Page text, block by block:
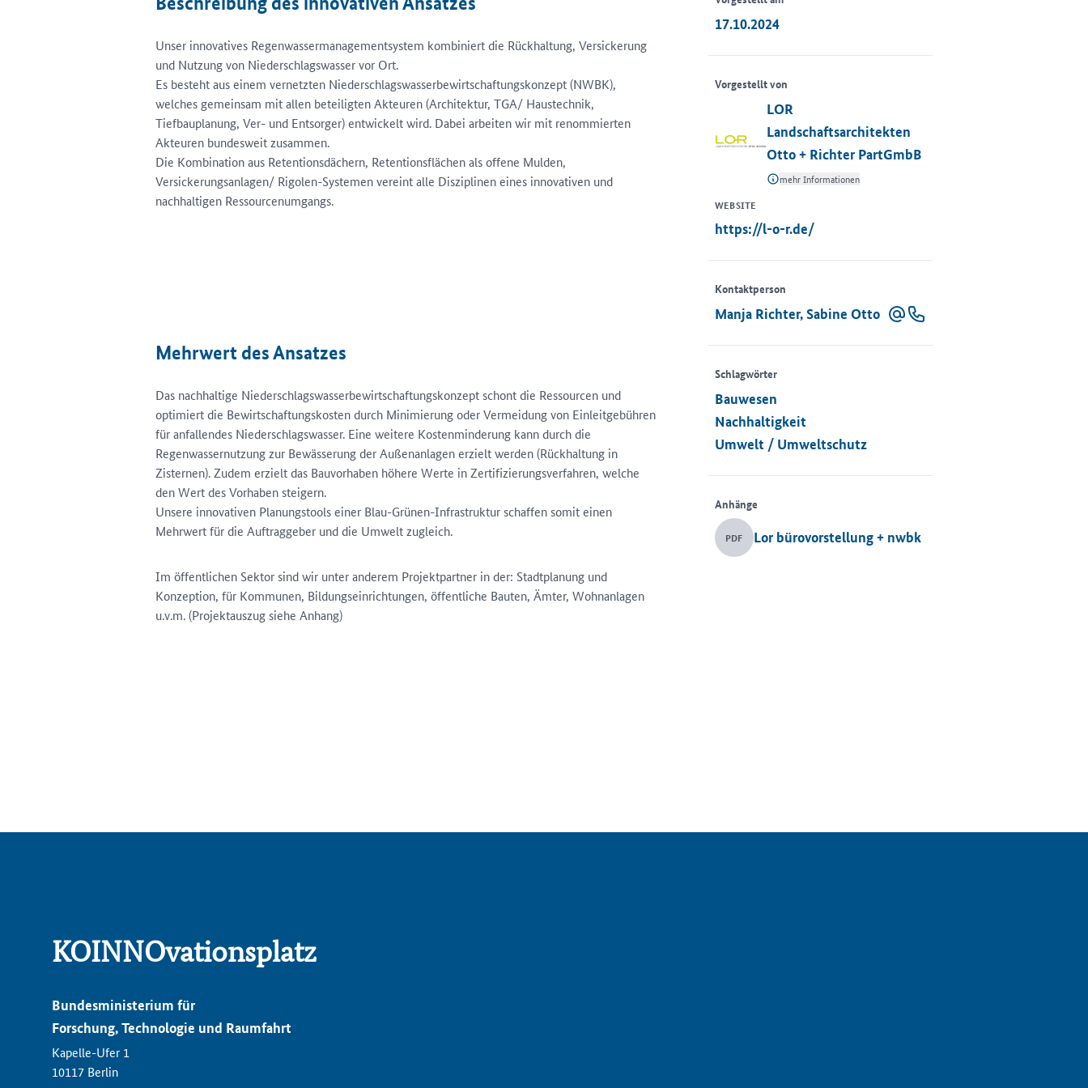
Unser innovatives Regenwassermanagementsystem kombiniert die Rückhaltung, Versickerung
und Nutzung von Niederschlagswasser vor Ort.
Es besteht aus einem vernetzten Niederschlagswasserbewirtschaftungskonzept (NWBK),
welches gemeinsam mit allen beteiligten Akteuren (Architektur, TGA/ Haustechnik,
Tiefbauplanung, Ver- und Entsorger) entwickelt wird. Dabei arbeiten wir mit renommierten
Akteuren bundesweit zusammen.
Die Kombination aus Retentionsdächern, Retentionsflächen als offene Mulden,
Versickerungsanlagen/ Rigolen-Systemen vereint alle Disziplinen eines innovativen und
nachhaltigen Ressourcenumgangs.
Mehrwert des Ansatzes
Das nachhaltige Niederschlagswasserbewirtschaftungskonzept schont die Ressourcen und
optimiert die Bewirtschaftungskosten durch Minimierung oder Vermeidung von Einleitgebühren
für anfallendes Niederschlagswasser. Eine weitere Kostenminderung kann durch die
Regenwassernutzung zur Bewässerung der Außenanlagen erzielt werden (Rückhaltung in
Zisternen). Zudem erzielt das Bauvorhaben höhere Werte in Zertifizierungsverfahren, welche
den Wert des Vorhaben steigern.
Unsere innovativen Planungstools einer Blau-Grünen-Infrastruktur schaffen somit einen
Mehrwert für die Auftraggeber und die Umwelt zugleich.
Im öffentlichen Sektor sind wir unter anderem Projektpartner in der: Stadtplanung und
Konzeption, für Kommunen, Bildungseinrichtungen, öffentliche Bauten, Ämter, Wohnanlagen
u.v.m. (Projektauszug siehe Anhang)
17.10.2024
Vorgestellt von
LOR
Landschaftsarchitekten
Otto + Richter PartGmbB
mehr Informationen
WEBSITE
https://l-o-r.de/
Kontaktperson
Manja Richter, Sabine Otto
Schlagwörter
Bauwesen
Nachhaltigkeit
Umwelt / Umweltschutz
Anhänge
PDF Lor bürovorstellung + nwbk
KOINNOvationsplatz
Bundesministerium für
Forschung, Technologie und Raumfahrt
Kapelle-Ufer 1
10117 Berlin